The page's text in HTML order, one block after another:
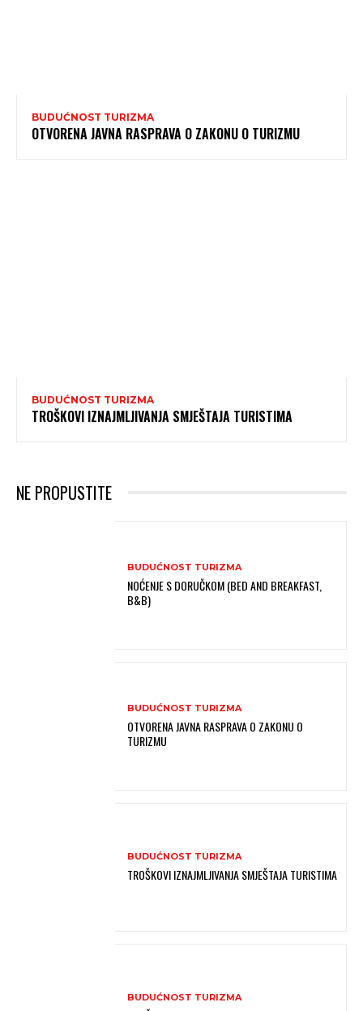
BUDUĆNOST TURIZMA
OTVORENA JAVNA RASPRAVA O ZAKONU O TURIZMU
BUDUĆNOST TURIZMA
TROŠKOVI IZNAJMLJIVANJA SMJEŠTAJA TURISTIMA
NE PROPUSTITE
BUDUĆNOST TURIZMA
NOĆENJE S DORUČKOM (BED AND BREAKFAST,
B&B)
BUDUĆNOST TURIZMA
OTVORENA JAVNA RASPRAVA O ZAKONU O
TURIZMU
BUDUĆNOST TURIZMA
TROŠKOVI IZNAJMLJIVANJA SMJEŠTAJA TURISTIMA
BUDUĆNOST TURIZMA